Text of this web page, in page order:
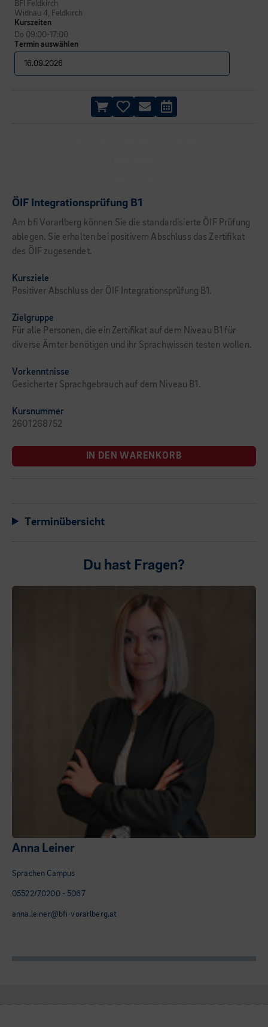
BFI Feldkirch
Widnau 4, Feldkirch
Termin auswählen
Kurszeiten
Do 09:00-17:00
ÖIF Integrationsprüfung B1
Am bfi Vorarlberg können Sie die standardisierte ÖIF Prüfung
ablegen. Sie erhalten bei positivem Abschluss das Zertifikat
des ÖIF zugesendet.
Kursziele
Positiver Abschluss der ÖIF Integrationsprüfung B1.
Zielgruppe
Für alle Personen, die ein Zertifikat auf dem Niveau B1 für
diverse Ämter benötigen und ihr Sprachwissen testen wollen.
Vorkenntnisse
Gesicherter Sprachgebrauch auf dem Niveau B1.
Kursnummer
2601268752
IN DEN WARENKORB
Terminübersicht
Du hast Fragen?
Anna Leiner
Sprachen Campus
05522/70200 - 5067
anna.leiner@bfi-vorarlberg.at